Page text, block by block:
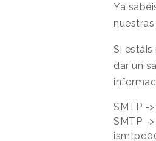
Ya
Si
dar un
SMTP -
SMTP -